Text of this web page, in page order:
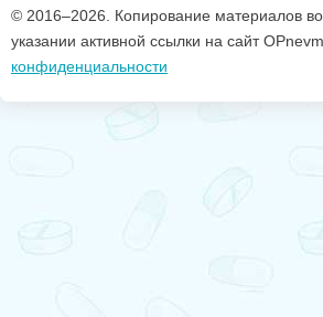
© 2016–2026. Копирование материалов
указании активной ссылки на сайт
конфиденциальности